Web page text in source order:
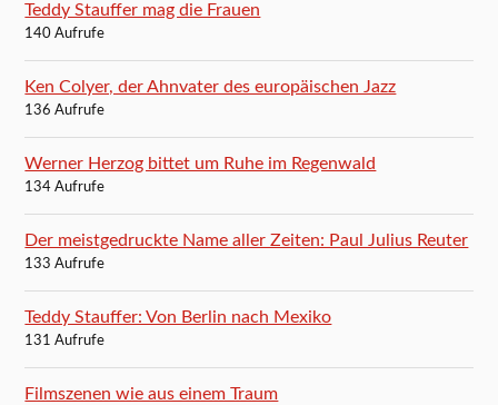
Teddy Stauffer mag die Frauen
140 Aufrufe
Ken Colyer, der Ahnvater des europäischen Jazz
136 Aufrufe
Werner Herzog bittet um Ruhe im Regenwald
134 Aufrufe
Der meistgedruckte Name aller Zeiten: Paul Julius Reuter
133 Aufrufe
Teddy Stauffer: Von Berlin nach Mexiko
131 Aufrufe
Filmszenen wie aus einem Traum